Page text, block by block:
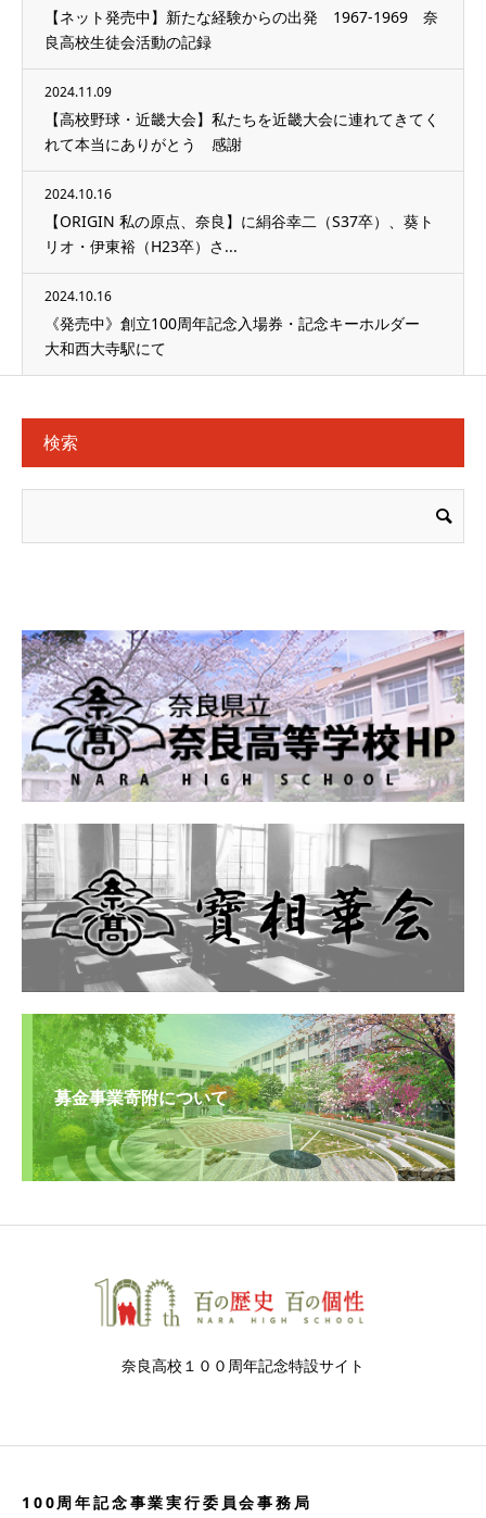
【ネット発売中】新たな経験からの出発 1967-1969 奈
良高校生徒会活動の記録
2024.11.09
【高校野球・近畿大会】私たちを近畿大会に連れてきてく
れて本当にありがとう 感謝
2024.10.16
【ORIGIN 私の原点、奈良】に絹谷幸二（S37卒）、葵ト
リオ・伊東裕（H23卒）さ...
2024.10.16
《発売中》創立100周年記念入場券・記念キーホルダー
大和西大寺駅にて
検索
募金事業寄附について
奈良高校１００周年記念特設サイト
100周年記念事業実行委員会事務局